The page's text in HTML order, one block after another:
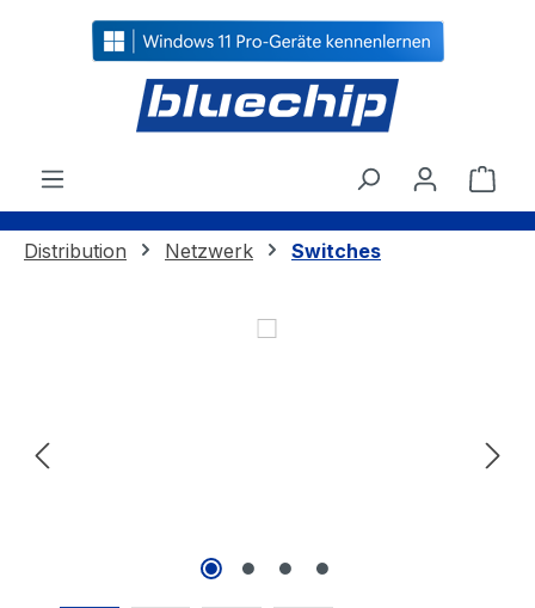
springen
Distribution Netzwerk Switches
Bildergalerie überspringen